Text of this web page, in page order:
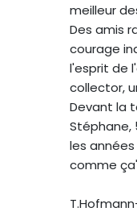
meilleur
Des amis
courage
l'esprit de
collector,
Devant la
Stéphane,
les années
comme